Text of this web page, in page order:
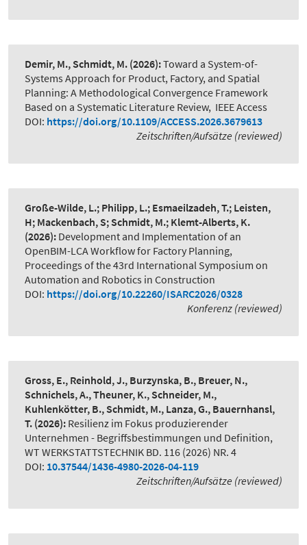
Demir, M., Schmidt, M. (2026):Toward a System-of-
Systems Approach for Product, Factory, and Spatial
Planning: A Methodological Convergence Framework
Based on a Systematic Literature Review, IEEE Access
DOI: https://doi.org/10.1109/ACCESS.2026.3679613
Zeitschriften/Aufsätze (reviewed)
Große-Wilde, L.; Philipp, L.; Esmaeilzadeh, T.; Leisten,
H; Mackenbach, S; Schmidt, M.; Klemt-Alberts, K.
(2026): Development and Implementation of an
OpenBIM-LCA Workflow for Factory Planning,
Proceedings of the 43rd International Symposium on
Automation and Robotics in Construction
DOI: https://doi.org/10.22260/ISARC2026/0328
Konferenz (reviewed)
Gross, E., Reinhold, J., Burzynska, B., Breuer, N.,
Schnichels, A., Theuner, K., Schneider, M.,
Kuhlenkötter, B., Schmidt, M., Lanza, G., Bauernhansl,
T. (2026): Resilienz im Fokus produzierender
Unternehmen - Begriffsbestimmungen und Definition,
WT WERKSTATTSTECHNIK BD. 116 (2026) NR. 4
DOI: 10.37544/1436-4980-2026-04-119
Zeitschriften/Aufsätze (reviewed)